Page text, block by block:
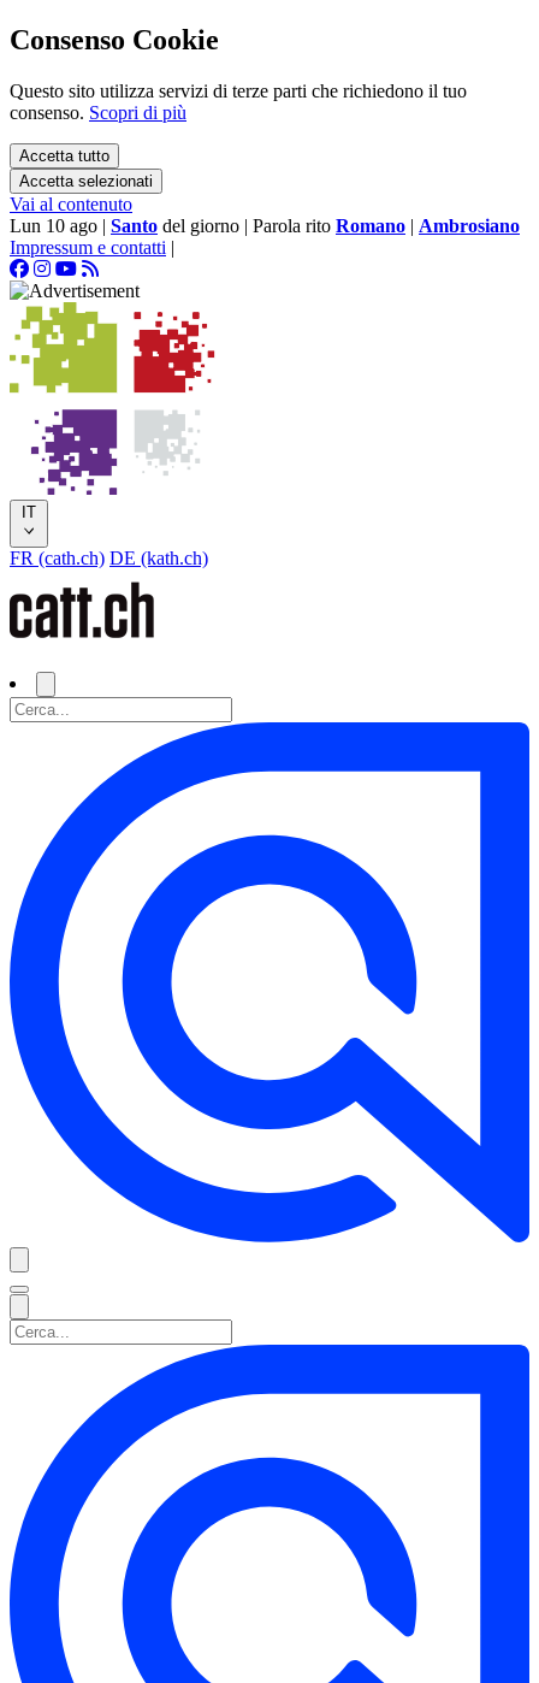
Consenso Cookie
Questo sito utilizza servizi di terze parti che richiedono il tuo
consenso. Scopri di più
Accetta tutto
Accetta selezionati
Vai al contenuto
Lun 10 ago | Santo del giorno | Parola rito Romano | Ambrosiano
Impressum e contatti |
IT
FR (cath.ch) DE (kath.ch)